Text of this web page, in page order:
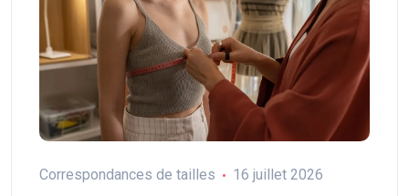
Correspondances de tailles 16 juillet 2026